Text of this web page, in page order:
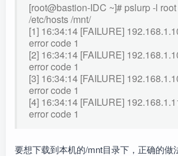
[root@bastion-IDC ~]# pslurp -l
/etc/hosts /mnt/
[1] 16:34:14 [FAILURE]
error code 1
[2] 16:34:14 [FAILURE]
error code 1
[3] 16:34:14 [FAILURE]
error code 1
[4] 16:34:14 [FAILURE]
error code 1
要想下载到本机的/mnt目录下，正确的做